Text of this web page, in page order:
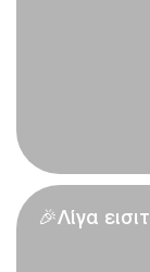
🎉Λίγα